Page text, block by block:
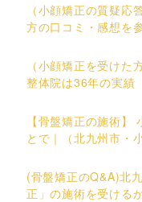
（小顔矯正の質疑応
方の口コミ・感想を
（小顔矯正を受けた
整体院は36年の実績
【骨盤矯正の施術】
とで｜（北九州市・
(骨盤矯正のQ&A)北
正」の施術を受ける